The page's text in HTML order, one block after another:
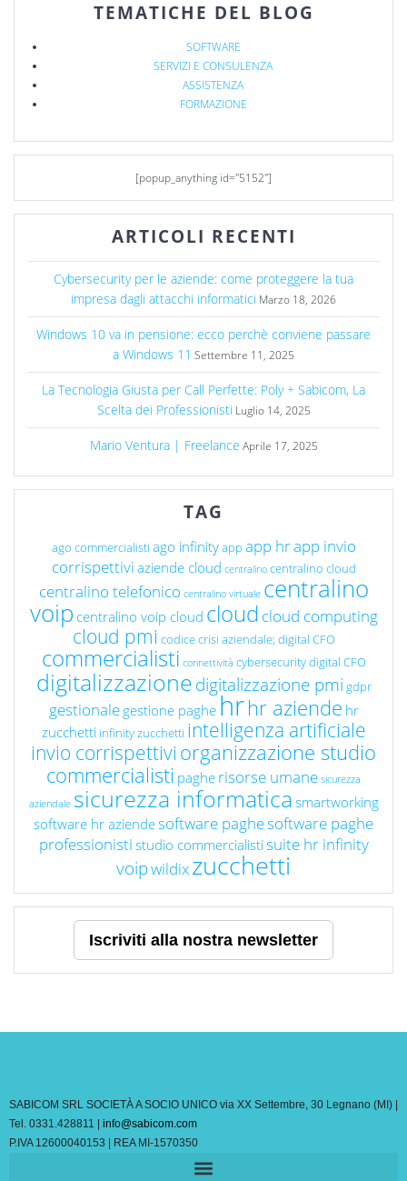
TEMATICHE DEL BLOG
SOFTWARE
SERVIZI E CONSULENZA
ASSISTENZA
FORMAZIONE
[popup_anything id="5152"]
ARTICOLI RECENTI
Cybersecurity per le aziende: come proteggere la tua
impresa dagli attacchi informatici Marzo 18, 2026
Windows 10 va in pensione: ecco perchè conviene passare
a Windows 11 Settembre 11, 2025
La Tecnologia Giusta per Call Perfette: Poly + Sabicom, La
Scelta dei Professionisti Luglio 14, 2025
Mario Ventura | Freelance Aprile 17, 2025
TAG
ago commercialisti ago infinityapp app hrapp invio
corrispettivi aziende cloud centralino centralino cloud
centralino telefonico centralino virtuale centralino
voip centralino voip cloud cloud cloud computing
cloud pmi codice crisi aziendale; digital CFO
commercialisti connettività cybersecuritydigital CFO
digitalizzazionedigitalizzazione pmi gdpr
gestionale gestione paghe hrhr aziende hr
zucchetti infinity zucchetti intelligenza artificiale
invio corrispettivi organizzazione studio
commercialisti paghe risorse umane sicurezza
aziendale sicurezza informatica smartworking
software hr aziendesoftware paghesoftware paghe
professionisti studio commercialisti suite hr infinity
voipwildixzucchetti
Iscriviti alla nostra newsletter
SABICOM SRL SOCIETÀ A SOCIO UNICO via XX Settembre, 30 Legnano (MI) |
Tel. 0331.428811 | info@sabicom.com
P.IVA 12600040153 | REA MI-1570350